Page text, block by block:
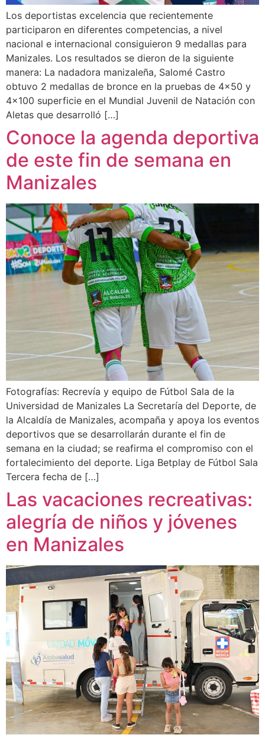
Los deportistas excelencia que recientemente
participaron en diferentes competencias, a nivel
nacional e internacional consiguieron 9 medallas para
Manizales. Los resultados se dieron de la siguiente
manera: La nadadora manizaleña, Salomé Castro
obtuvo 2 medallas de bronce en la pruebas de 4×50 y
4×100 superficie en el Mundial Juvenil de Natación con
Aletas que desarrolló […]
Conoce la agenda deportiva
de este fin de semana en
Manizales
Fotografías: Recrevía y equipo de Fútbol Sala de la
Universidad de Manizales La Secretaría del Deporte, de
la Alcaldía de Manizales, acompaña y apoya los eventos
deportivos que se desarrollarán durante el fin de
semana en la ciudad; se reafirma el compromiso con el
fortalecimiento del deporte. Liga Betplay de Fútbol Sala
Tercera fecha de […]
Las vacaciones recreativas:
alegría de niños y jóvenes
en Manizales